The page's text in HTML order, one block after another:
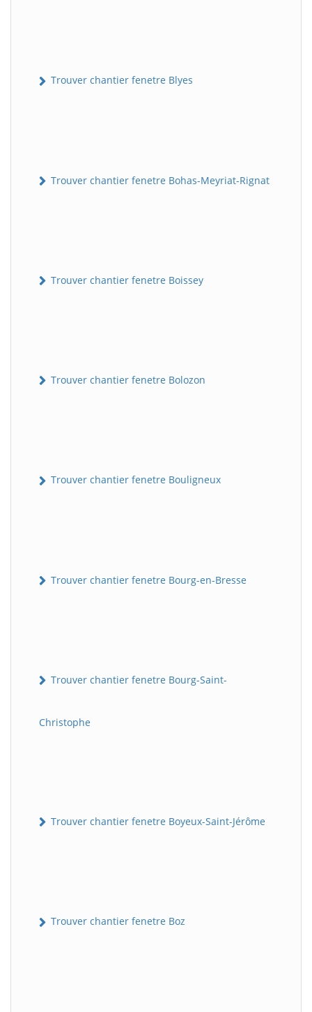
Trouver chantier fenetre Blyes
Trouver chantier fenetre Bohas-Meyriat-Rignat
Trouver chantier fenetre Boissey
Trouver chantier fenetre Bolozon
Trouver chantier fenetre Bouligneux
Trouver chantier fenetre Bourg-en-Bresse
Trouver chantier fenetre Bourg-Saint-
Christophe
Trouver chantier fenetre Boyeux-Saint-Jérôme
Trouver chantier fenetre Boz